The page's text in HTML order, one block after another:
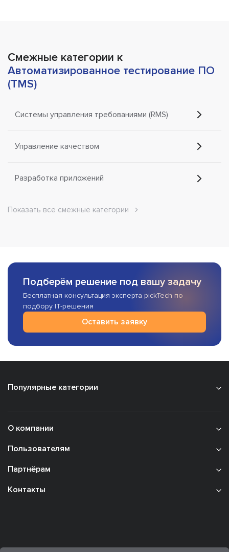
Смежные категории к
Автоматизированное тестирование ПО
(TMS)
Системы управления требованиями (RMS)
Управление качеством
Разработка приложений
Показать все смежные категории
Подберём решение под вашу задачу
Бесплатная консультация эксперта pickTech по
подбору IT-решения
Оставить заявку
Популярные категории
О компании
Пользователям
Партнёрам
Контакты